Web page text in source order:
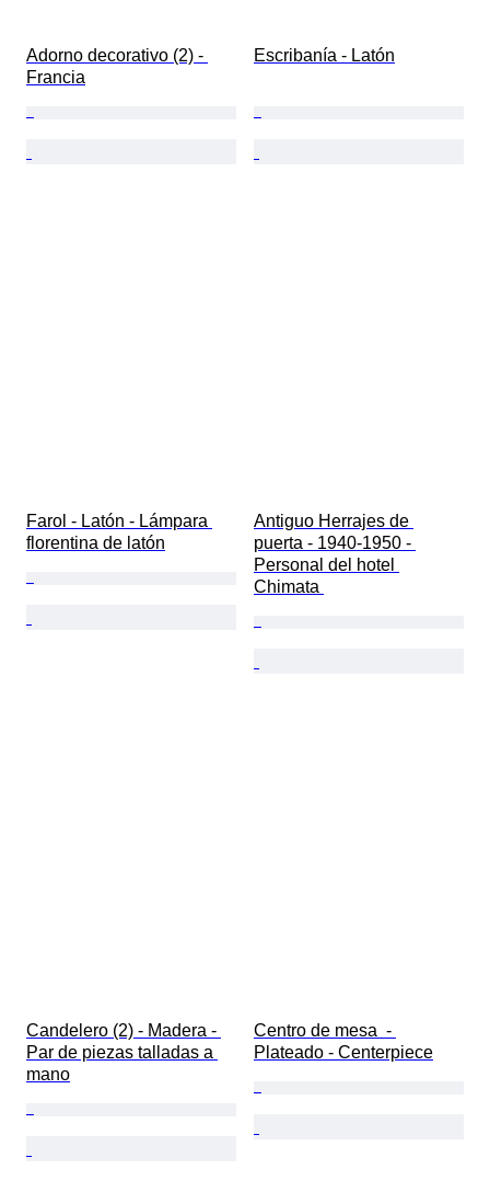
Adorno decorativo (2) -
Francia
Escribanía - Latón
Farol - Latón - Lámpara
florentina de latón
Antiguo Herrajes de
puerta - 1940-1950 -
Personal del hotel
Chimata
Candelero (2) - Madera -
Par de piezas talladas a
mano
Centro de mesa  -
Plateado - Centerpiece